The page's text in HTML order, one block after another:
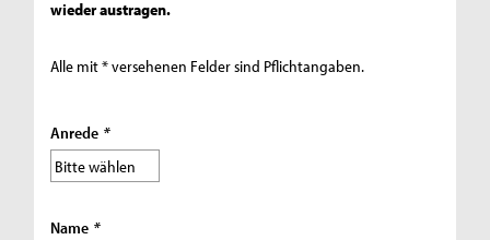
wieder austragen.
Alle mit * versehenen Felder sind Pflichtangaben.
Anrede *
Name *